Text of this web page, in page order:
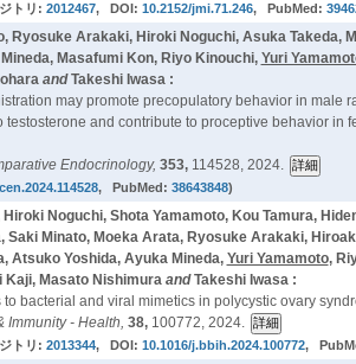
トリ: 2012467, DOI: 10.2152/jmi.71.246, PubMed:
Ryosuke Arakaki, Hiroki Noguchi, Asuka Takeda,
Masafumi Kon, Riyo Kinouchi, Yuri
andTakeshi Iwasa :
may promote precopulatory behavior in male
testosterone and contribute to proceptive behavior in
Endocrinology, 353, 114528, 2024.
, PubMed: 38643848)
Noguchi, Shota Yamamoto, Kou Tamura,
Saki Minato, Moeka Arata, Ryosuke Arakaki,
Atsuko Yoshida, Ayuka Mineda, Yuri Yamamoto,
Kaji, Masato NishimuraandTakeshi Iwasa :
to bacterial and viral mimetics in polycystic ovary
Immunity - Health, 38, 100772, 2024.
トリ: 2013344, DOI: 10.1016/j.bbih.2024.100772,